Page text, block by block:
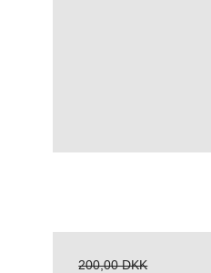
200,00 DKK